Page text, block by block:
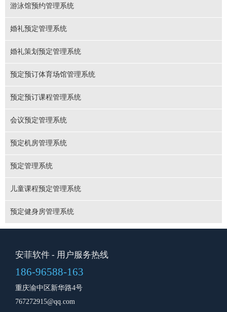
游泳馆预约管理系统
婚礼预定管理系统
婚礼策划预定管理系统
预定预订体育场馆管理系统
预定预订课程管理系统
会议预定管理系统
预定机房管理系统
预定管理系统
儿童课程预定管理系统
预定健身房管理系统
安菲软件 - 用户服务热线
186-96588-163
重庆渝中区新华路4号
767272915@qq.com